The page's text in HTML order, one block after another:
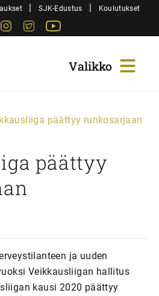
| SJK-Edustus | Koulutukset
Instagram
Twitter
päättyy runkosarjaan
päättyy
ja uuden
Veikkausliigan hallitus
kausi 2020 päättyy